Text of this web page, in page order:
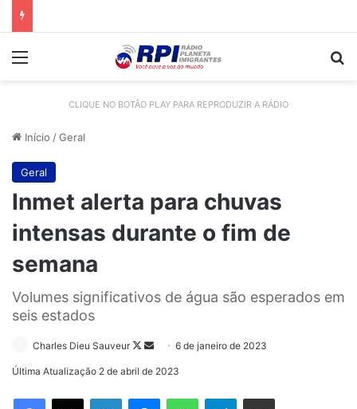
Menu
CLIQUE NO BOTÃO PLAY PARA REPRODUZIR A RÁDIO
Início /Geral
Geral
Inmet alerta para chuvas
intensas durante o fim de
semana
Volumes significativos de água são esperados em
seis estados
Charles Dieu Sauveur
Follow
Mande
mail
6 de janeiro de 2023
Última Atualização 2 de abril de 2023
Facebook
X LinkedinMessengerWhatsAppTelegramCompartilhar via e-mail